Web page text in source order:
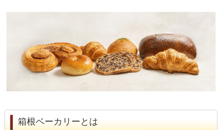
箱根ベーカリーとは